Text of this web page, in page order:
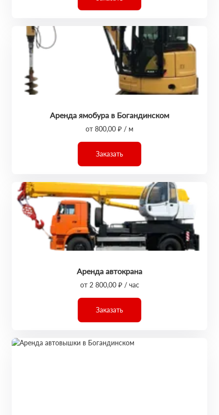
Аренда ямобура в Богандинском
от 800,00 ₽ / м
Заказать
Аренда автокрана
от 2 800,00 ₽ / час
Заказать